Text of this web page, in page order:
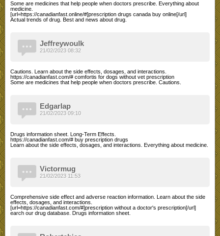
Some are medicines that help people when doctors prescribe. Everything about
medicine.
[url=https://canadianfast.online/#]prescription drugs canada buy online[/url]
Actual trends of drug. Best and news about drug.
Jeffreywoulk
Cautions. Learn about the side effects, dosages, and interactions.
https://canadianfast.com/# comfortis for dogs without vet prescription
Some are medicines that help people when doctors prescribe. Cautions.
21/02/2023 08:32
Edgarlap
Drugs information sheet. Long-Term Effects.
https://canadianfast.com/# buy prescription drugs
Learn about the side effects, dosages, and interactions. Everything about medicine.
21/02/2023 09:10
Victormug
Comprehensive side effect and adverse reaction information. Learn about the side
effects, dosages, and interactions.
[url=https://canadianfast.com/#]prescription without a doctor's prescription[/url]
earch our drug database. Drugs information sheet.
21/02/2023 11:53